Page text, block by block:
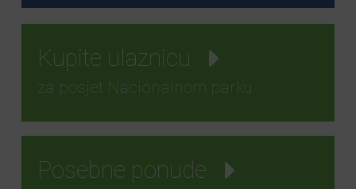
Kupite ulaznicu
za posjet Nacionalnom parku
Posebne ponude